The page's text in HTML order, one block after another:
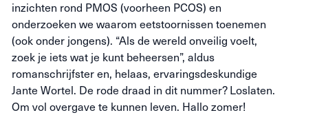
inzichten rond PMOS (voorheen PCOS) en
onderzoeken we waarom eetstoornissen toenemen
(ook onder jongens). “Als de wereld onveilig voelt,
zoek je iets wat je kunt beheersen”, aldus
romanschrijfster en, helaas, ervaringsdeskundige
Jante Wortel. De rode draad in dit nummer? Loslaten.
Om vol overgave te kunnen leven. Hallo zomer!